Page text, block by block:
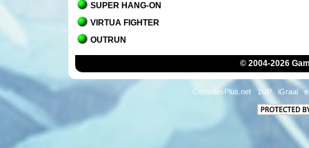
SUPER HANG-ON
VIRTUA FIGHTER
OUTRUN
INTERNATIONAL 3D TENNIS
AFTER BURNER CLIMAX
AFTER BURNER
© 2004-2026
ConsolesPlus.net 1UP iGraal